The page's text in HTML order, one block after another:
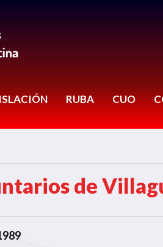
RUBA CUO
de